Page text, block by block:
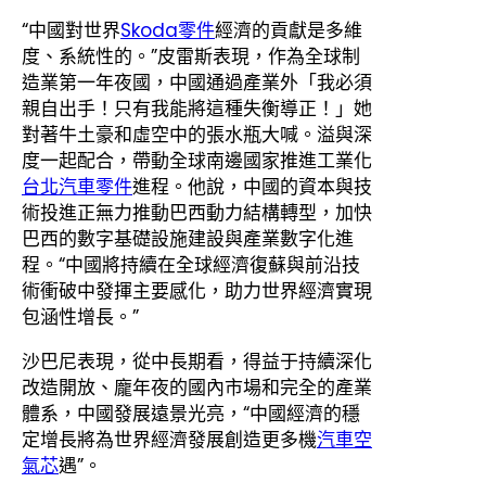
“中國對世界Skoda零件經濟的貢獻是多維
度、系統性的。”皮雷斯表現，作為全球制
造業第一年夜國，中國通過產業外「我必須
親自出手！只有我能將這種失衡導正！」她
對著牛土豪和虛空中的張水瓶大喊。溢與深
度一起配合，帶動全球南邊國家推進工業化
台北汽車零件進程。他說，中國的資本與技
術投進正無力推動巴西動力結構轉型，加快
巴西的數字基礎設施建設與產業數字化進
程。“中國將持續在全球經濟復蘇與前沿技
術衝破中發揮主要感化，助力世界經濟實現
包涵性增長。”
沙巴尼表現，從中長期看，得益于持續深化
改造開放、龐年夜的國內市場和完全的產業
體系，中國發展遠景光亮，“中國經濟的穩
定增長將為世界經濟發展創造更多機汽車空
氣芯遇”。